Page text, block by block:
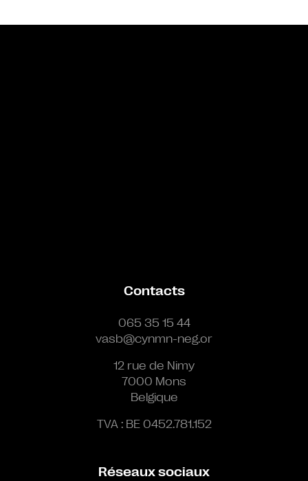
Contacts
065 35 15 44
vasb@cynmn-neg.or
12 rue de Nimy
7000 Mons
Belgique
TVA : BE 0452.781.152
Réseaux sociaux